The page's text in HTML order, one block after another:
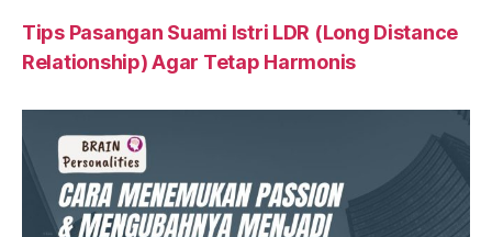
Tips Pasangan Suami Istri LDR (Long Distance
Relationship) Agar Tetap Harmonis